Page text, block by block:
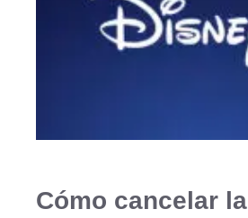
Cómo cancelar la